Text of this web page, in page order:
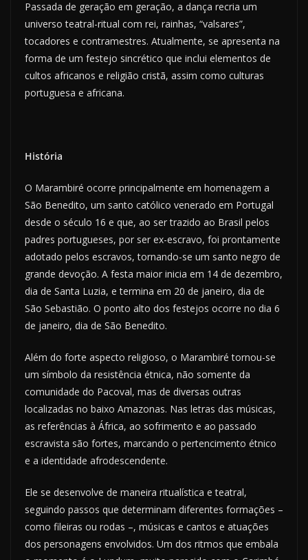
Passada de geração em geração, a dança re­cria um
universo teatral-ritual com rei, rainhas, “valsares”,
tocadores e contramestres. Atualmente, se apresenta na
forma de um festejo sincrético que inclui elementos de
cultos africanos e religião cristã, assim como culturas
portuguesa e africana.
História
O Marambiré ocorre principalmente em homenagem a
São Benedito, um santo católico venerado em Portugal
desde o sé­culo 16 e que, ao ser trazido ao Brasil pelos
padres portugueses, por ser ex-escravo, foi prontamente
adotado pelos escravos, tornando-se um santo negro de
grande devoção. A festa maior inicia em 14 de dezembro,
dia de Santa Luzia, e termina em 20 de janeiro, dia de
São Sebastião. O ponto alto dos festejos ocorre no dia 6
de janeiro, dia de São Benedito.
Além do forte aspecto religioso, o Marambiré tornou-se
um símbolo da resistência étnica, não somente da
comunidade do Pacoval, mas de diversas outras
localizadas no baixo Amazonas. Nas letras das músicas,
as referências à África, ao sofrimento e ao passado
escravista são fortes, marcando o pertencimento étnico
e a identidade afrodescendente.
Ele se desenvolve de maneira ritualística e teatral,
seguindo passos que determinam diferentes formações –
como fileiras ou rodas –, músicas e cantos e atuações
dos personagens envolvidos. Um dos ritmos que embala